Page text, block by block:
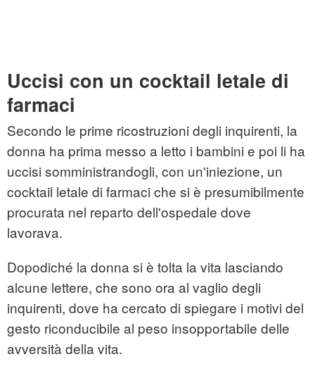
Uccisi con un cocktail letale di
farmaci
Secondo le prime ricostruzioni degli inquirenti, la
donna ha prima messo a letto i bambini e poi li ha
uccisi somministrandogli, con un'iniezione, un
cocktail letale di farmaci che si è presumibilmente
procurata nel reparto dell'ospedale dove
lavorava.
Dopodiché la donna si è tolta la vita lasciando
alcune lettere, che sono ora al vaglio degli
inquirenti, dove ha cercato di spiegare i motivi del
gesto riconducibile al peso insopportabile delle
avversità della vita.